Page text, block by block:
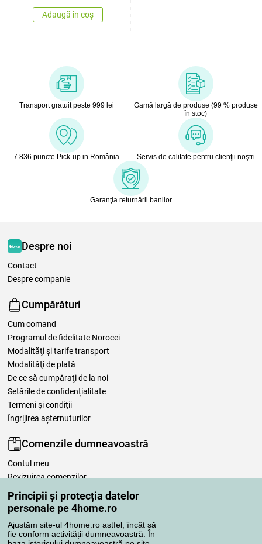
Principii și protecția datelor
personale pe 4home.ro
Ajustăm site-ul 4home.ro astfel, încât să
fie conform activității dumneavoastră. În
Adaugă în coș
Transport gratuit peste 999 lei
Gamă largă de produse (99 % produse
în stoc)
7 836 puncte Pick-up in România Servis de calitate pentru clienţii noştri
Garanţia returnării banilor
Despre noi
Contact
Despre companie
Cumpărături
Cum comand
Programul de fidelitate Norocei
Modalităţi şi tarife transport
Modalităţi de plată
De ce să cumpăraţi de la noi
Setările de confidențialitate
Termeni şi condiţii
Îngrijirea așternuturilor
Comenzile dumneavoastră
Contul meu
Revizuirea comenzilor
Reclamaţii
Retragere de la contract
Regulile de procesare a recenziilor